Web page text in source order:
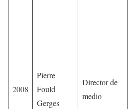
2008
Pierre
Fould
Gerges
Director de
medio